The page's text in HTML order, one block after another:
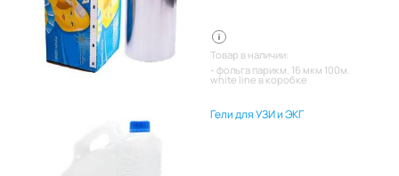
Товар в наличии:
фольга парикм. 16 мкм 100м.
white line в коробке
Гели для УЗИ и ЭКГ